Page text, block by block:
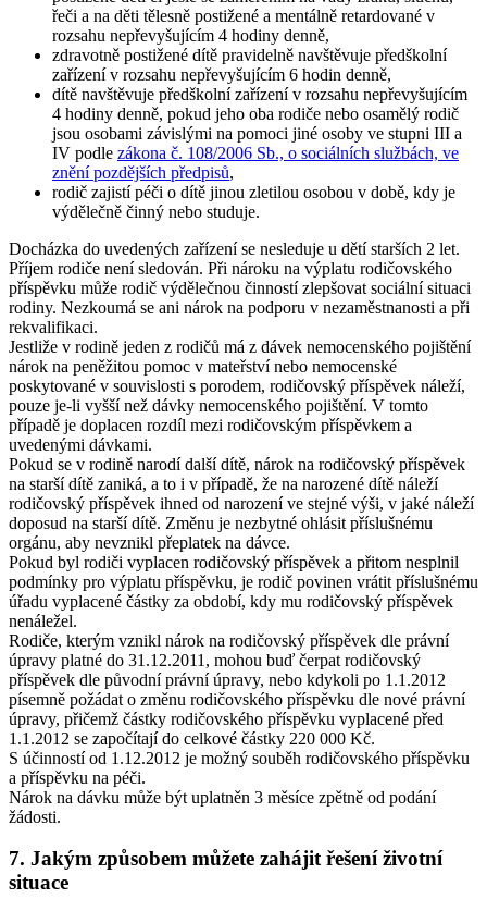
řeči a na děti tělesně postižené a mentálně retardované v
rozsahu nepřevyšujícím 4 hodiny denně,
zdravotně postižené dítě pravidelně navštěvuje předškolní
zařízení v rozsahu nepřevyšujícím 6 hodin denně,
dítě navštěvuje předškolní zařízení v rozsahu nepřevyšujícím
4 hodiny denně, pokud jeho oba rodiče nebo osamělý rodič
jsou osobami závislými na pomoci jiné osoby ve stupni III a
IV podle zákona č. 108/2006 Sb., o sociálních službách, ve
znění pozdějších předpisů,
rodič zajistí péči o dítě jinou zletilou osobou v době, kdy je
výdělečně činný nebo studuje.
Docházka do uvedených zařízení se nesleduje u dětí starších 2 let.
Příjem rodiče není sledován. Při nároku na výplatu rodičovského
příspěvku může rodič výdělečnou činností zlepšovat sociální situaci
rodiny. Nezkoumá se ani nárok na podporu v nezaměstnanosti a při
rekvalifikaci.
Jestliže v rodině jeden z rodičů má z dávek nemocenského pojištění
nárok na peněžitou pomoc v mateřství nebo nemocenské
poskytované v souvislosti s porodem, rodičovský příspěvek náleží,
pouze je-li vyšší než dávky nemocenského pojištění. V tomto
případě je doplacen rozdíl mezi rodičovským příspěvkem a
uvedenými dávkami.
Pokud se v rodině narodí další dítě, nárok na rodičovský příspěvek
na starší dítě zaniká, a to i v případě, že na narozené dítě náleží
rodičovský příspěvek ihned od narození ve stejné výši, v jaké náleží
doposud na starší dítě. Změnu je nezbytné ohlásit příslušnému
orgánu, aby nevznikl přeplatek na dávce.
Pokud byl rodiči vyplacen rodičovský příspěvek a přitom nesplnil
podmínky pro výplatu příspěvku, je rodič povinen vrátit příslušnému
úřadu vyplacené částky za období, kdy mu rodičovský příspěvek
nenáležel.
Rodiče, kterým vznikl nárok na rodičovský příspěvek dle právní
úpravy platné do 31.12.2011, mohou buď čerpat rodičovský
příspěvek dle původní právní úpravy, nebo kdykoli po 1.1.2012
písemně požádat o změnu rodičovského příspěvku dle nové právní
úpravy, přičemž částky rodičovského příspěvku vyplacené před
1.1.2012 se započítají do celkové částky 220 000 Kč.
S účinností od 1.12.2012 je možný souběh rodičovského příspěvku
a příspěvku na péči.
Nárok na dávku může být uplatněn 3 měsíce zpětně od podání
žádosti.
7. Jakým způsobem můžete zahájit řešení životní
situace